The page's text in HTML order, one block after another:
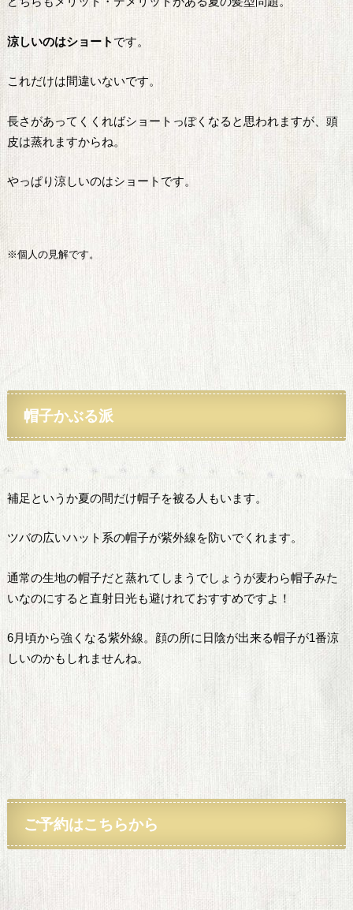
涼しいのはショート です。
これだけは間違いないです。
長さがあってくくればショートっぽくなると思われますが、頭
皮は蒸れますからね。
やっぱり涼しいのはショートです。
※個人の見解です。
帽子かぶる派
補足というか夏の間だけ帽子を被る人もいます。
ツバの広いハット系の帽子が紫外線を防いでくれます。
通常の生地の帽子だと蒸れてしまうでしょうが麦わら帽子みた
いなのにすると直射日光も避けれておすすめですよ！
6月頃から強くなる紫外線。顔の所に日陰が出来る帽子が1番涼
しいのかもしれませんね。
ご予約はこちらから